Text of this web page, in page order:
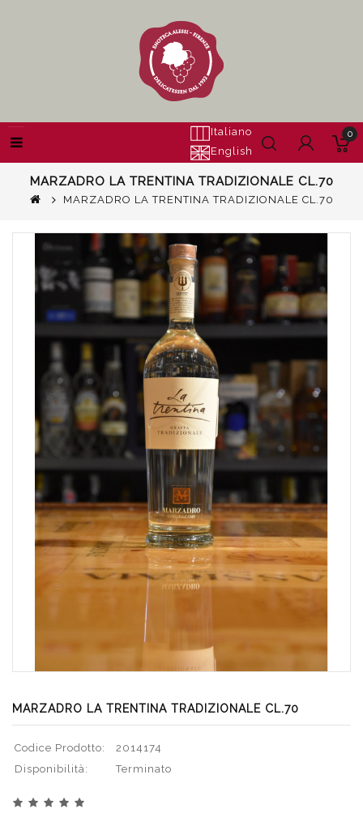
Italiano
English
0
MARZADRO LA TRENTINA TRADIZIONALE CL.70
MARZADRO LA TRENTINA TRADIZIONALE CL.70
MARZADRO LA TRENTINA TRADIZIONALE CL.70
Codice Prodotto:
2014174
Disponibilità:
Terminato